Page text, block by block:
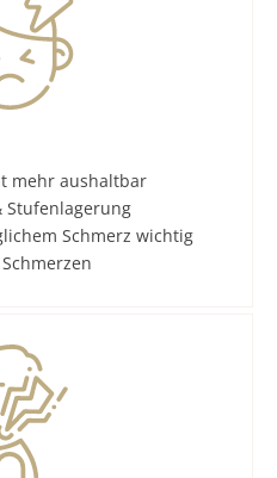
mehr aushaltbar
Stufenlagerung
Schmerz wichtig